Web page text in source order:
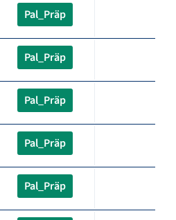
Pal_Präp
Pal_Präp
Pal_Präp
Pal_Präp
Pal_Präp